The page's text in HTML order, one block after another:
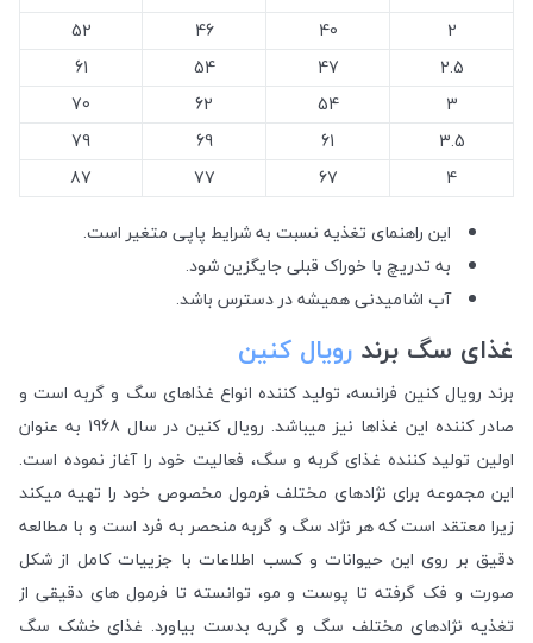
2
40
46
52
2.5
47
54
61
3
54
62
70
3.5
61
69
79
4
67
77
87
این راهنمای تغذیه نسبت به شرایط پاپی متغیر است.
به تدریچ با خوراک قبلی جایگزین شود.
آب اشامیدنی همیشه در دسترس باشد.
غذای سگ برند رویال کنین
برند رویال کنین فرانسه، تولید کننده انواع غذاهای سگ و گربه است و
صادر کننده این غذاها نیز میباشد. رویال کنین در سال 1968 به عنوان
اولین تولید کننده غذای گربه و سگ، فعالیت خود را آغاز نموده است.
این مجموعه برای نژاد‌های مختلف فرمول مخصوص خود را تهیه میکند
زیرا معتقد است که هر نژاد سگ و گربه منحصر به فرد است و با مطالعه
دقیق بر روی این حیوانات و کسب اطلاعات با جزییات کامل از شکل
صورت و فک گرفته تا پوست و مو، توانسته تا فرمول های دقیقی از
تغذیه نژاد‌های مختلف سگ و گربه بدست بیاورد. غذای خشک سگ